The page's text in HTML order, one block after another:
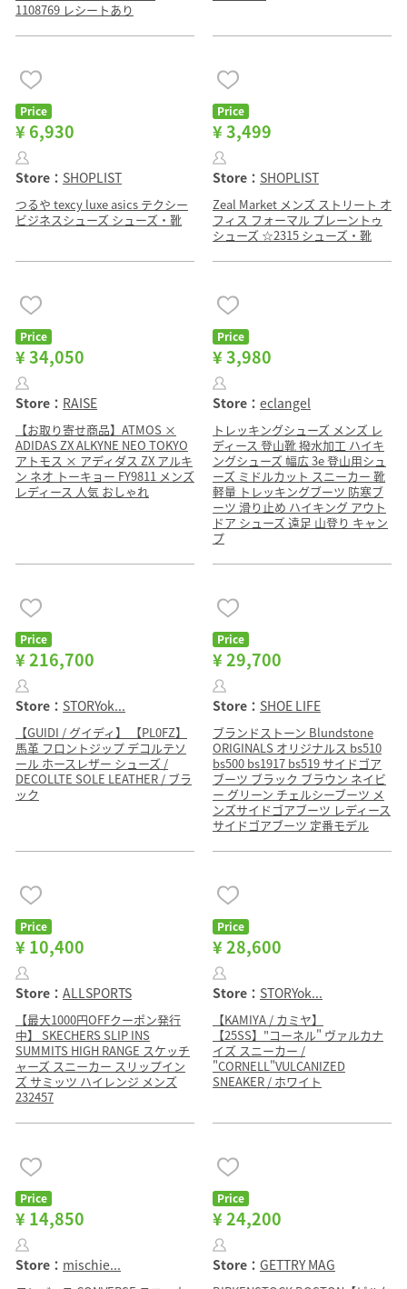
1108769 レシートあり
Price
¥ 6,930
Store： SHOPLIST
つるや texcy luxe asics テクシー
ビジネスシューズ シューズ・靴
Price
¥ 3,499
Store： SHOPLIST
Zeal Market メンズ ストリート オ
フィス フォーマル プレーントゥ
シューズ ☆2315 シューズ・靴
Price
¥ 34,050
Store： RAISE
【お取り寄せ商品】ATMOS ×
ADIDAS ZX ALKYNE NEO TOKYO
アトモス × アディダス ZX アルキ
ン ネオ トーキョー FY9811 メンズ
レディース 人気 おしゃれ
Price
¥ 3,980
Store： eclangel
トレッキングシューズ メンズ レ
ディース 登山靴 撥水加工 ハイキ
ングシューズ 幅広 3e 登山用シュ
ーズ ミドルカット スニーカー 靴
軽量 トレッキングブーツ 防寒ブ
ーツ 滑り止め ハイキング アウト
ドア シューズ 遠足 山登り キャン
プ
Price
¥ 216,700
Store： STORYok...
【GUIDI / グイディ】 【PL0FZ】
馬革 フロントジップ デコルテソ
ール ホースレザー シューズ /
DECOLLTE SOLE LEATHER / ブラ
ック
Price
¥ 29,700
Store： SHOE LIFE
ブランドストーン Blundstone
ORIGINALS オリジナルス bs510
bs500 bs1917 bs519 サイドゴア
ブーツ ブラック ブラウン ネイビ
ー グリーン チェルシーブーツ メ
ンズサイドゴアブーツ レディース
サイドゴアブーツ 定番モデル
Price
¥ 10,400
Store： ALLSPORTS
【最大1000円OFFクーポン発行
中】 SKECHERS SLIP INS
SUMMITS HIGH RANGE スケッチ
ャーズ スニーカー スリップイン
ズ サミッツ ハイレンジ メンズ
232457
Price
¥ 28,600
Store： STORYok...
【KAMIYA / カミヤ】
【25SS】"コーネル" ヴァルカナ
イズ スニーカー /
"CORNELL"VULCANIZED
SNEAKER / ホワイト
Price
¥ 14,850
Store： mischie...
Price
¥ 24,200
Store： GETTRY MAG